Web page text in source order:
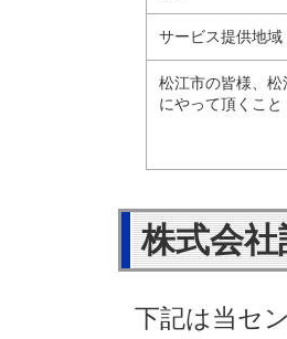
サービス提供地域
松江市の皆様、
にやって頂くこと
株式会
下記は当セ